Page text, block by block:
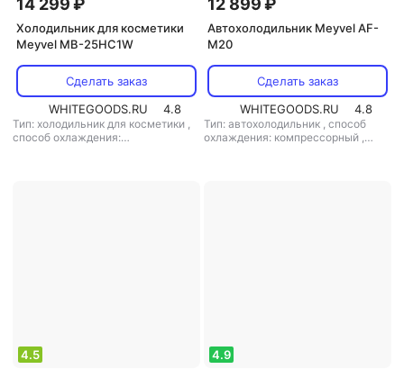
14 299 ₽
Холодильник для косметики
Meyvel MB-25HC1W
Сделать заказ
WHITEGOODS.RU
4.8
Тип: холодильник для косметики ,
способ охлаждения:
12 899 ₽
Автохолодильник Meyvel AF-
M20
Сделать заказ
WHITEGOODS.RU
4.8
Тип: автохолодильник , способ
охлаждения: компрессорный ,
4.5 4.9